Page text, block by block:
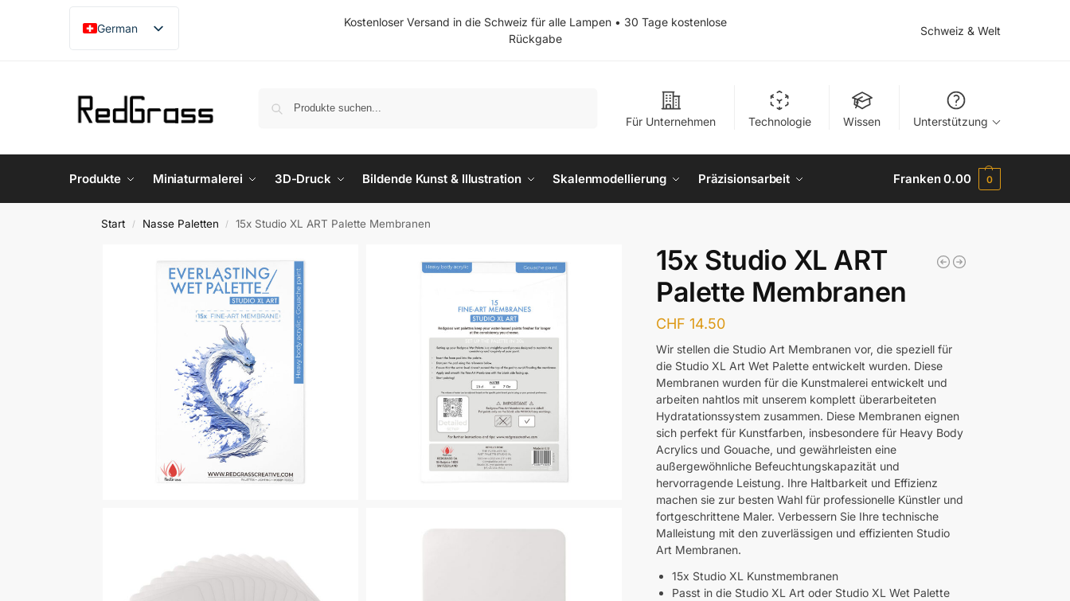
German
English
Japanese
Kostenloser Versand in die Schweiz für alle Lampen • 30 Tage kostenlose
Rückgabe
Schweiz & Welt
Für Unternehmen Technologie Wissen Unterstützung
Produkte Miniaturmalerei 3D-Druck Bildende Kunst & Illustration Skalenmodellierung Präzisionsarbeit Franken0.00 0
Start / Nasse Paletten / 15x Studio XL ART Palette Membranen
15x Studio XL ART
Palette Membranen
CHF 14.50
Wir stellen die Studio Art Membranen vor, die speziell für
die Studio XL Art Wet Palette entwickelt wurden. Diese
Membranen wurden für die Kunstmalerei entwickelt und
arbeiten nahtlos mit unserem komplett überarbeiteten
Hydratationssystem zusammen. Diese Membranen eignen
sich perfekt für Kunstfarben, insbesondere für Heavy Body
Acrylics und Gouache, und gewährleisten eine
außergewöhnliche Befeuchtungskapazität und
hervorragende Leistung. Ihre Haltbarkeit und Effizienz
machen sie zur besten Wahl für professionelle Künstler und
fortgeschrittene Maler. Verbessern Sie Ihre technische
Malleistung mit den zuverlässigen und effizienten Studio
Art Membranen.
15x Studio XL Kunstmembranen
Passt in die Studio XL Art oder Studio XL Wet Palette